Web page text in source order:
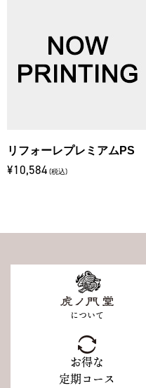
リフォーレプレミアムPS
¥10,584 (税込)
について
お得な
定期コース